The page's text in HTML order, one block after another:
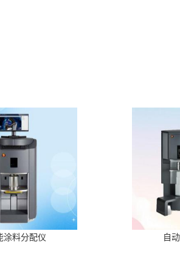
涂料分配仪 自